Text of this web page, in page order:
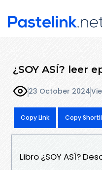
¿SOY ASÍ? leer
23 October 2024
Copy Link Copy
Libro ¿SOY ASÍ?